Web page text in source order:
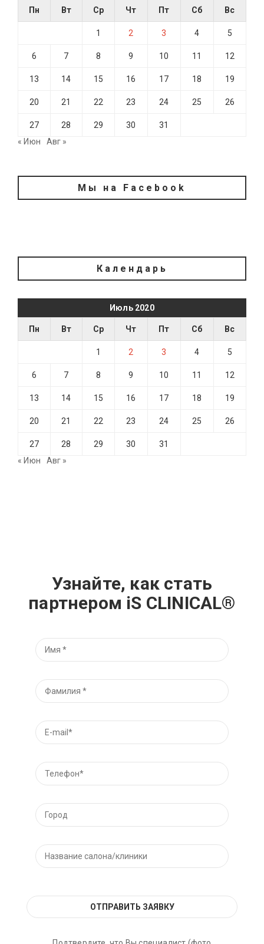
Пн Вт Ср Чт Пт Сб Вс
1 2 3 4 5
6 7 8 9 10 11 12
13 14 15 16 17 18 19
20 21 22 23 24 25 26
27 28 29 30
31
« Июн
Авг »
Мы на Facebook
Календарь
Июль 2020
Пн Вт Ср Чт Пт Сб Вс
1 2 3 4 5
6 7 8 9 10 11 12
13 14 15 16 17 18 19
20 21 22 23 24 25 26
27 28 29 30
31
« Июн
Авг »
Узнайте, как стать
партнером iS CLINICAL®